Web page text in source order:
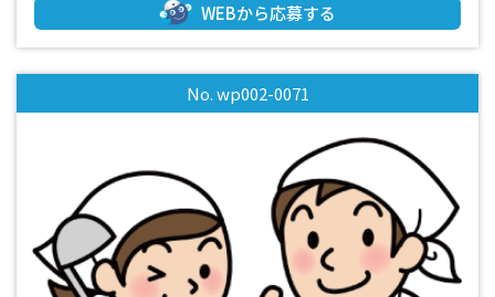
WEBから応募する
No. wp002-0071